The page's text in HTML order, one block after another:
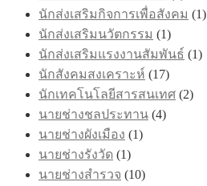
นักส่งเสริมกิจการเพื่อสังคม (1)
นักส่งเสริมนวัตกรรม (1)
นักส่งเสริมแรงงานสัมพันธ์ (1)
นักสังคมสงเคราะห์ (17)
นักเทคโนโลยีสารสนเทศ (2)
นายช่างชลประทาน (4)
นายช่างผังเมือง (1)
นายช่างรังวัด (1)
นายช่างสำรวจ (10)